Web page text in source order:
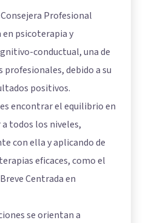
Profesional
en psicoterapia y
conductual, una de
debido a su
positivos.
encontrar el equilibrio en
todos los niveles,
con ella y aplicando de
eficaces, como el
Centrada en
se orientan a